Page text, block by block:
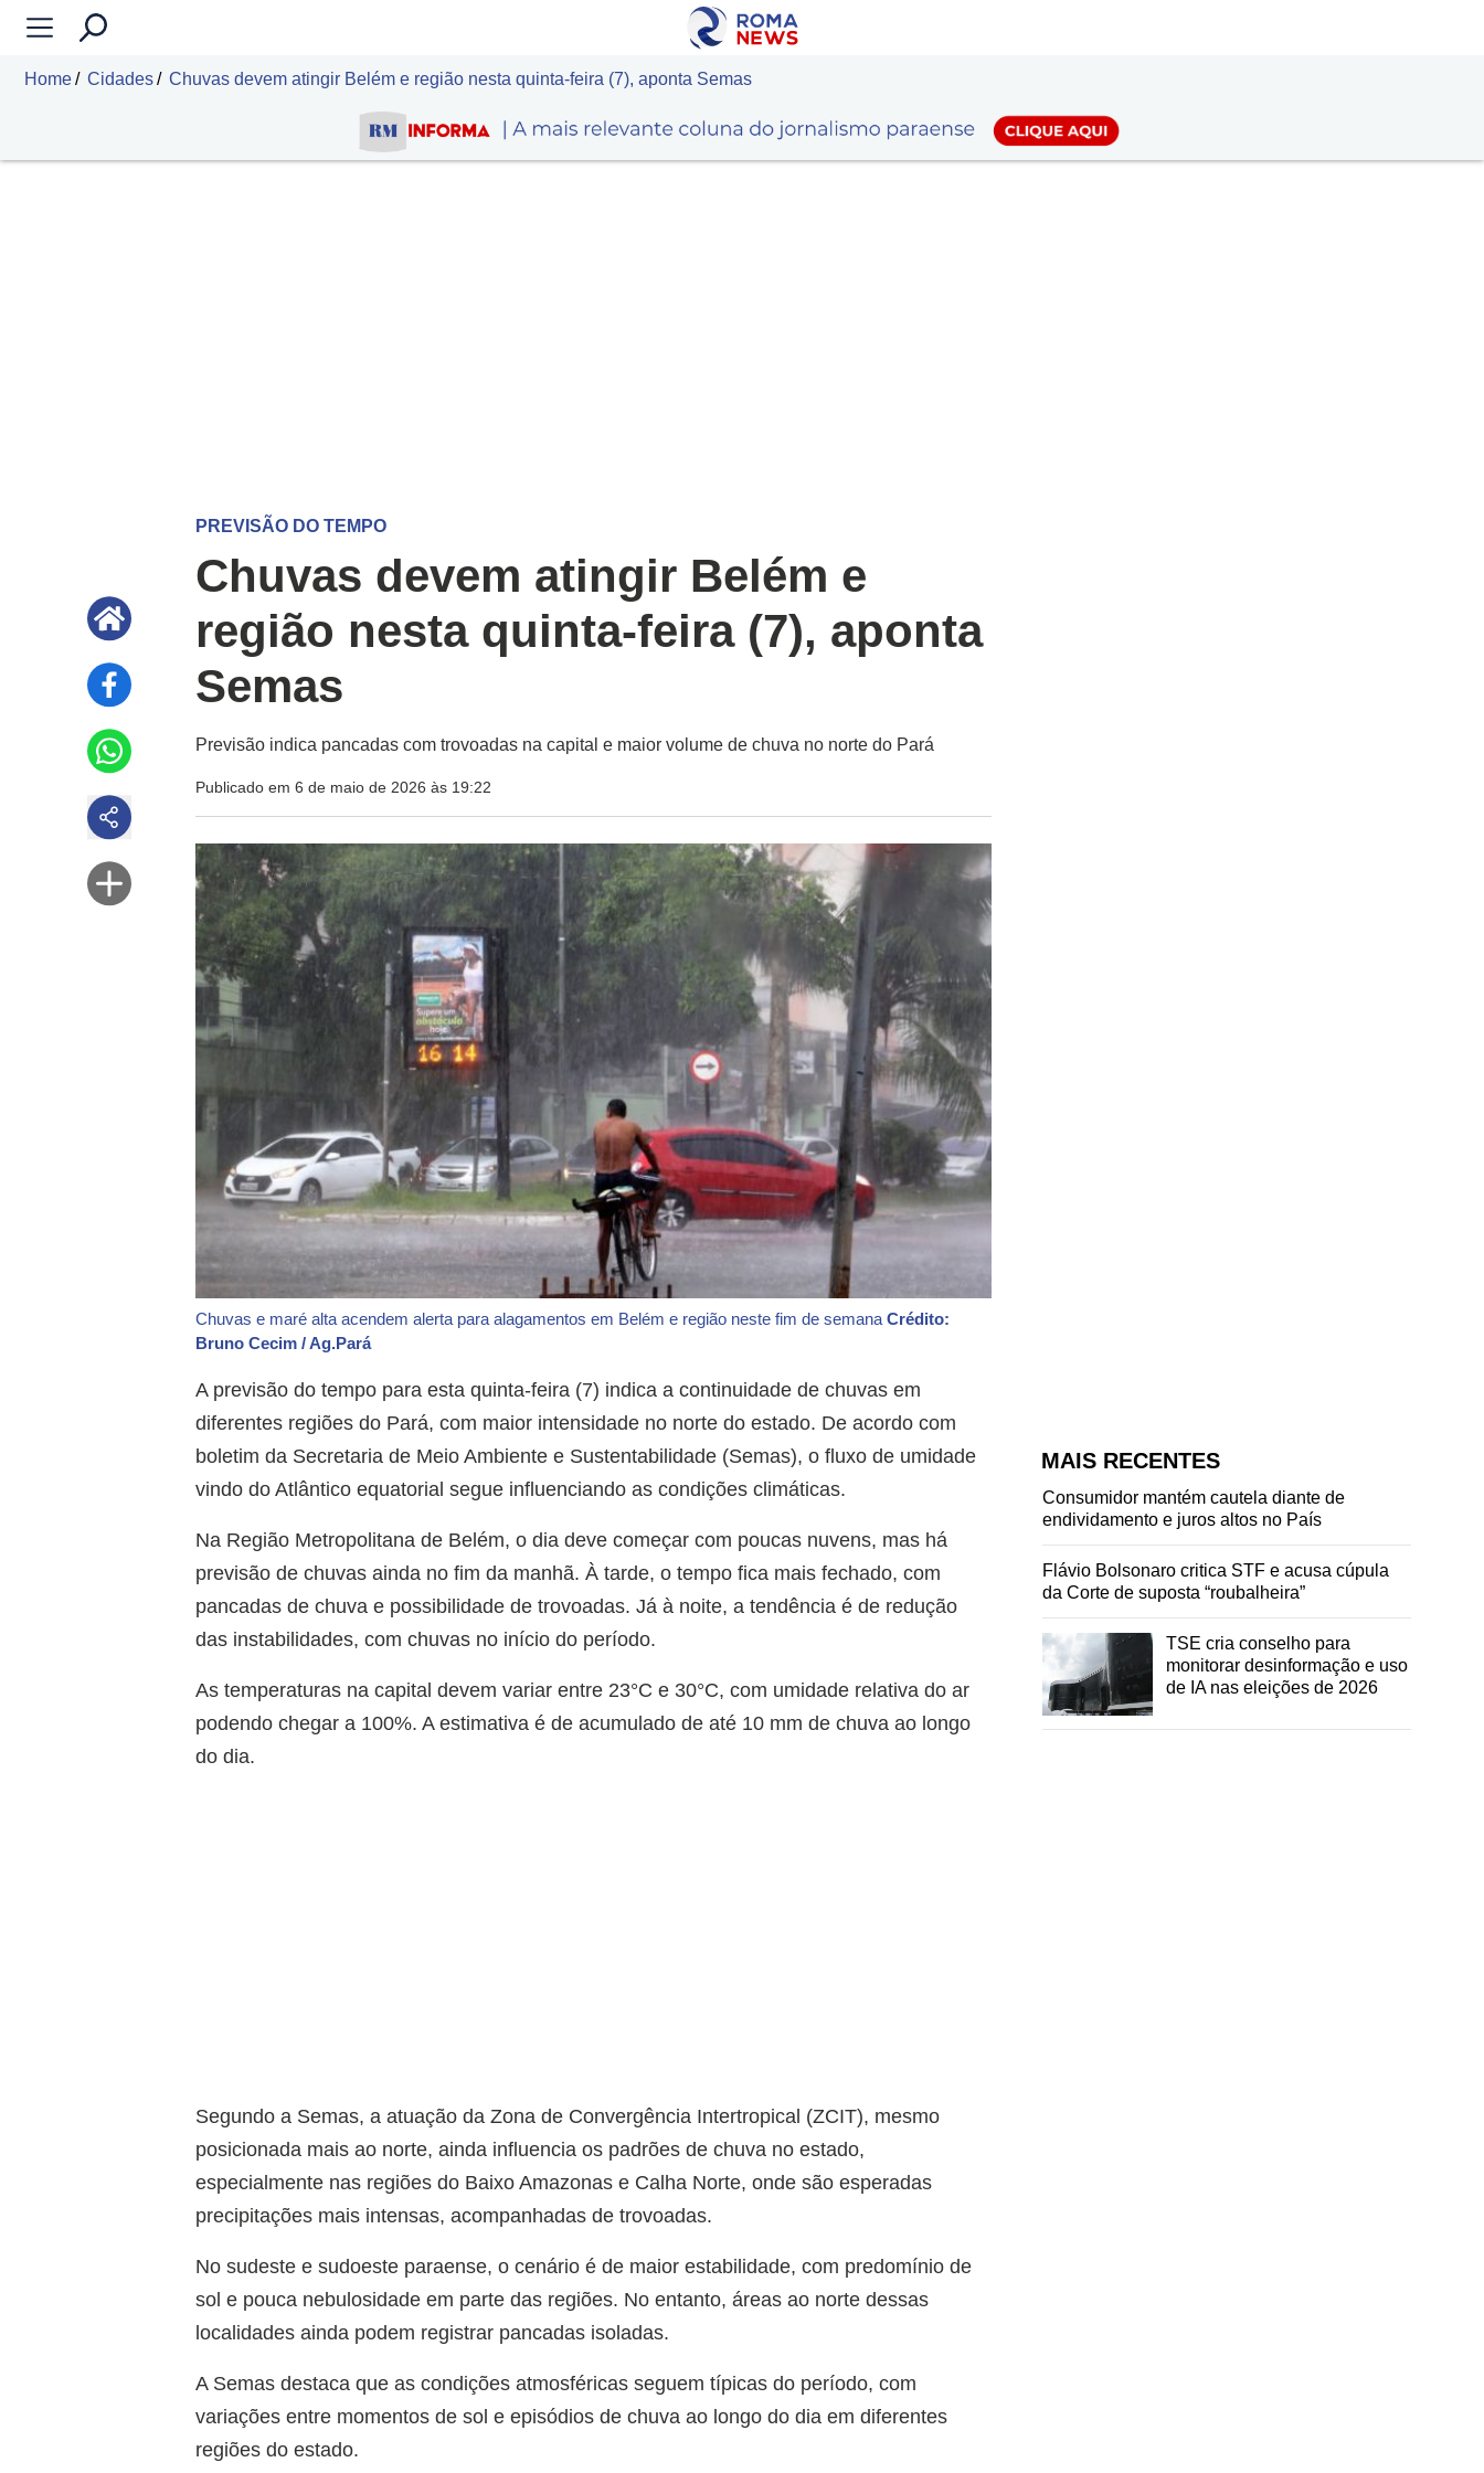
Home Cidades Chuvas devem atingir Belém e região nesta quinta-feira (7), aponta Semas
PREVISÃO DO TEMPO
Chuvas devem atingir Belém e
região nesta quinta-feira (7), aponta
Semas
Previsão indica pancadas com trovoadas na capital e maior volume de chuva no norte do Pará
Publicado em 6 de maio de 2026 às 19:22
Chuvas e maré alta acendem alerta para alagamentos em Belém e região neste fim de semanaCrédito:
Bruno Cecim / Ag.Pará
A previsão do tempo para esta quinta-feira (7) indica a continuidade de chuvas em
diferentes regiões do Pará, com maior intensidade no norte do estado. De acordo com
boletim da Secretaria de Meio Ambiente e Sustentabilidade (Semas), o fluxo de umidade
vindo do Atlântico equatorial segue influenciando as condições climáticas.
Na Região Metropolitana de Belém, o dia deve começar com poucas nuvens, mas há
previsão de chuvas ainda no fim da manhã. À tarde, o tempo fica mais fechado, com
pancadas de chuva e possibilidade de trovoadas. Já à noite, a tendência é de redução
das instabilidades, com chuvas no início do período.
As temperaturas na capital devem variar entre 23°C e 30°C, com umidade relativa do ar
podendo chegar a 100%. A estimativa é de acumulado de até 10 mm de chuva ao longo
do dia.
Segundo a Semas, a atuação da Zona de Convergência Intertropical (ZCIT), mesmo
posicionada mais ao norte, ainda influencia os padrões de chuva no estado,
especialmente nas regiões do Baixo Amazonas e Calha Norte, onde são esperadas
precipitações mais intensas, acompanhadas de trovoadas.
No sudeste e sudoeste paraense, o cenário é de maior estabilidade, com predomínio de
sol e pouca nebulosidade em parte das regiões. No entanto, áreas ao norte dessas
localidades ainda podem registrar pancadas isoladas.
A Semas destaca que as condições atmosféricas seguem típicas do período, com
variações entre momentos de sol e episódios de chuva ao longo do dia em diferentes
regiões do estado.
MAIS RECENTES
Consumidor mantém cautela diante de
endividamento e juros altos no País
Flávio Bolsonaro critica STF e acusa cúpula
da Corte de suposta “roubalheira”
TSE cria conselho para
monitorar desinformação e uso
de IA nas eleições de 2026